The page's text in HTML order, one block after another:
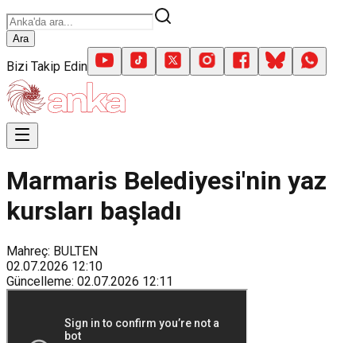
Ara
Bizi Takip Edin
Marmaris Belediyesi'nin yaz
kursları başladı
Mahreç: BULTEN
02.07.2026 12:10
Güncelleme: 02.07.2026 12:11